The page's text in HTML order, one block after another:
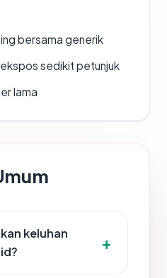
bersama generik
sedikit petunjuk
lama
keluhan